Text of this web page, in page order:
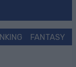
FANTASY